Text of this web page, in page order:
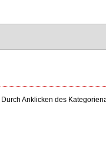
Anklicken des